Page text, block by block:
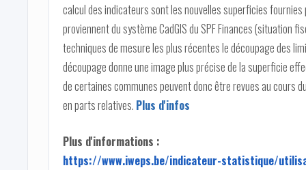
calcul des indicateurs sont les nouvelles superficies
proviennent du système CadGIS du SPF Finances (situation
techniques de mesure les plus récentes le découpage des
découpage donne une image plus précise de la superficie
de certaines communes peuvent donc être revues au cours
en parts relatives. Plus d'infos
Plus d'informations :
https://www.iweps.be/indicateur-statistique/